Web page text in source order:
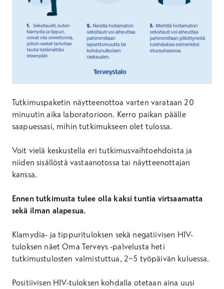
Tutkimuspaketin näytteenottoa varten varataan 20
minuutin aika laboratorioon. Kerro paikan päälle
saapuessasi, mihin tutkimukseen olet tulossa.
Voit vielä keskustella eri tutkimusvaihtoehdoista ja
niiden sisällöstä vastaanotossa tai näytteenottajan
kanssa.
Ennen tutkimusta tulee olla kaksi tuntia virtsaamatta
sekä ilman alapesua.
Klamydia- ja tippurituloksen sekä negatiivisen HIV-
tuloksen näet Oma Terveys -palvelusta heti
tutkimustulosten valmistuttua, 2−5 työpäivän kuluessa.
Positiivisen HIV-tuloksen kohdalla otetaan aina uusi